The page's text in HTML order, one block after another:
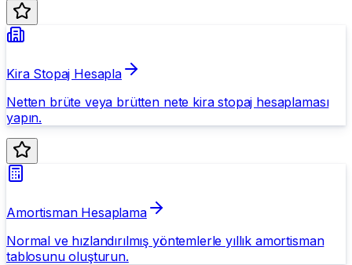
Kira Stopaj Hesapla
Netten brüte veya brütten nete kira stopaj hesaplaması
yapın.
Amortisman Hesaplama
Normal ve hızlandırılmış yöntemlerle yıllık amortisman
tablosunu oluşturun.